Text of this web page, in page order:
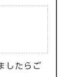
したらご